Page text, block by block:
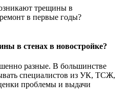
трещины в
в первые годы?
в стенах в новостройке?
разные. В большинстве
специалистов из УК, ТСЖ,
проблемы и выдачи